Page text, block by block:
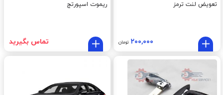
تعویض لنت ترمز
۲۰۰,۰۰۰ تومان
ریموت اسپورتج
تماس بگیرید